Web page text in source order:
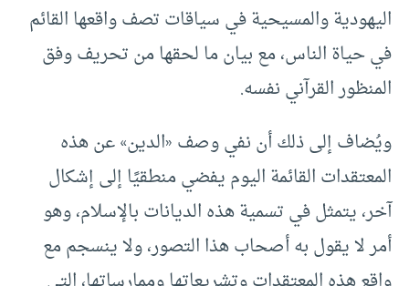
اليهودية والمسيحية في سياقات تصف واقعها القائم
في حياة الناس، مع بيان ما لحقها من تحريف وفق
المنظور القرآني نفسه.
ويُضاف إلى ذلك أن نفي وصف «الدين» عن هذه
المعتقدات القائمة اليوم يفضي منطقيًا إلى إشكال
آخر، يتمثل في تسمية هذه الديانات بالإسلام، وهو
أمر لا يقول به أصحاب هذا التصور، ولا ينسجم مع